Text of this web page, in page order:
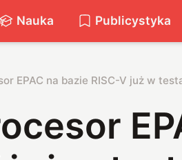
Nauka Publicystyka
EPAC na bazie RISC-V już w